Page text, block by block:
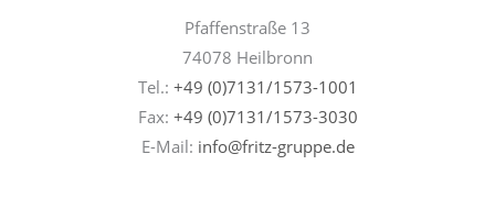
Pfaffenstraße 13
74078 Heilbronn
Tel.: +49 (0)7131/1573-1001
Fax: +49 (0)7131/1573-3030
E-Mail: info@fritz-gruppe.de